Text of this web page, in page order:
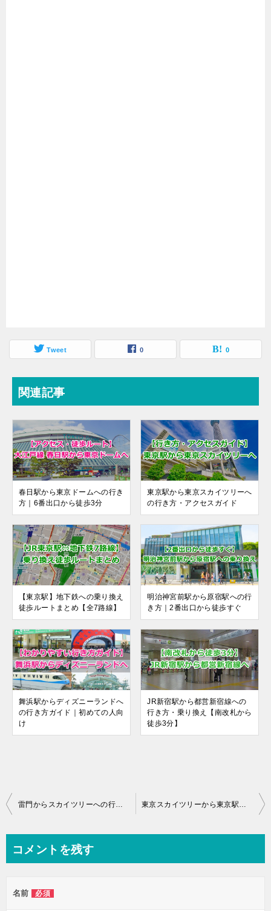
Tweet 0 0
関連記事
春日駅から東京ドームへの行き
方｜6番出口から徒歩3分
東京駅から東京スカイツリーへ
の行き方・アクセスガイド
【東京駅】地下鉄への乗り換え
徒歩ルートまとめ【全7路線】
明治神宮前駅から原宿駅への行
き方｜2番出口から徒歩すぐ
舞浜駅からディズニーランドへ
の行き方ガイド｜初めての人向
け
JR新宿駅から都営新宿線への
行き方・乗り換え【南改札から
徒歩3分】
投
ビ
ー
雷門からスカイツリーへの行き方・アクセス｜徒歩ルートなど 東京スカイツリーから東京駅への行き方（帰り方）ガイド
コメントを残す
名前 必須